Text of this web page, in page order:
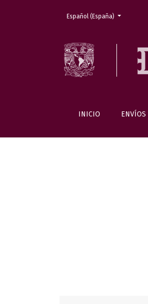
INICIO ENVÍOS
Cambiar el idioma. El actual es:
Español (España)